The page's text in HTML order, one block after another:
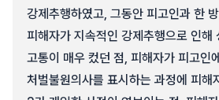
강제추행하였고, 그동안 피고인과 한
피해자가 지속적인 강제추행으로 인해
고통이 매우 컸던 점, 피해자가 피고인
처벌불원의사를 표시하는 과정에 피해